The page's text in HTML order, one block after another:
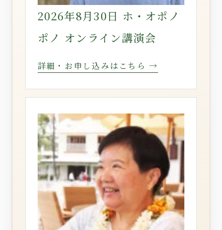
2026年8月30日 ホ・オポノ
ポノ オンライン講演会
詳細・お申し込みはこちら →